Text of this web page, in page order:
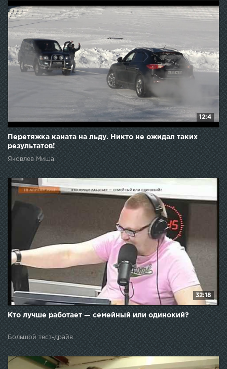
12:4
Перетяжка каната на льду. Никто не ожидал таких
результатов!
Яковлев Миша
32:18
Кто лучше работает — семейный или одинокий?
Большой тест-драйв